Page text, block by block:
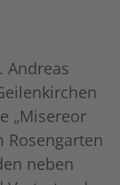
Andreas
„Misereor
Rosengarten
neben